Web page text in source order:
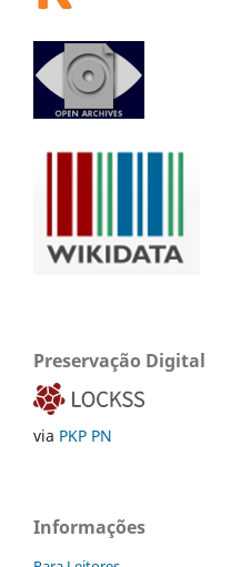
Preservação Digital
via PKP PN
Informações